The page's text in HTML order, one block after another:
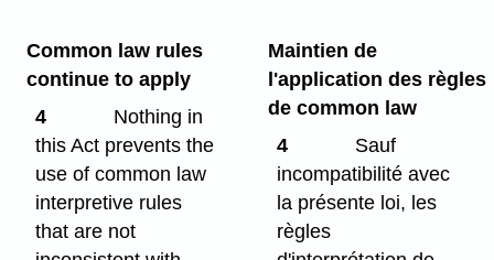
Common law rules
continue to apply
4
Nothing in
this Act prevents the
use of common law
interpretive rules
that are not
Maintien de
l'application des règles
de common law
4
Sauf
incompatibilité avec
la présente loi, les
règles